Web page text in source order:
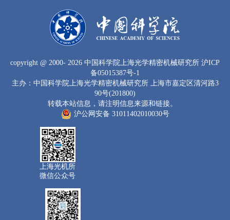
copyright @ 2000- 2026 中国科学院上海光学精密机械研究所 沪ICP
备05015387号-1
主办：中国科学院上海光学精密机械研究所 上海市嘉定区清河路3
90号(201800)
转载本站信息，请注明信息来源和链接。
沪公网安备 31011402010030号
上海光机所
微信公众号